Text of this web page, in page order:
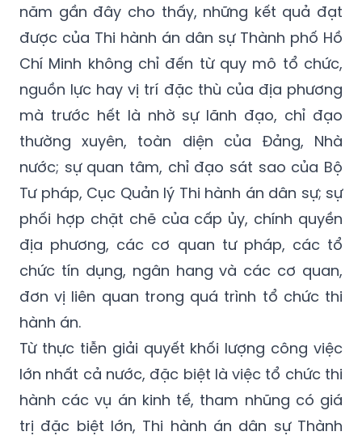
năm gần đây cho thấy, những kết quả đạt
được của Thi hành án dân sự Thành phố Hồ
Chí Minh không chỉ đến từ quy mô tổ chức,
nguồn lực hay vị trí đặc thù của địa phương
mà trước hết là nhờ sự lãnh đạo, chỉ đạo
thường xuyên, toàn diện của Đảng, Nhà
nước; sự quan tâm, chỉ đạo sát sao của Bộ
Tư pháp, Cục Quản lý Thi hành án dân sự; sự
phối hợp chặt chẽ của cấp ủy, chính quyền
địa phương, các cơ quan tư pháp, các tổ
chức tín dụng, ngân hang và các cơ quan,
đơn vị liên quan trong quá trình tổ chức thi
hành án.
Từ thực tiễn giải quyết khối lượng công việc
lớn nhất cả nước, đặc biệt là việc tổ chức thi
hành các vụ án kinh tế, tham nhũng có giá
trị đặc biệt lớn, Thi hành án dân sự Thành